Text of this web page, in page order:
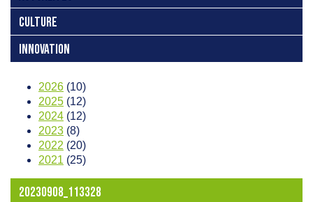
CULTURE
INNOVATION
2026 (10)
2025 (12)
2024 (12)
2023 (8)
2022 (20)
2021 (25)
20230908_113328